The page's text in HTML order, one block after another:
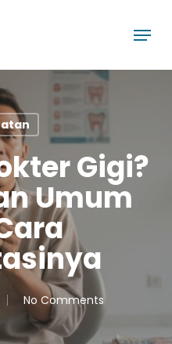
Menu
Gigi?
Umum
No Comments